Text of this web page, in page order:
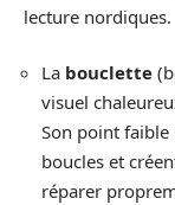
lecture nordiques.
La bouclette
visuel
Son point faible
boucles et
réparer